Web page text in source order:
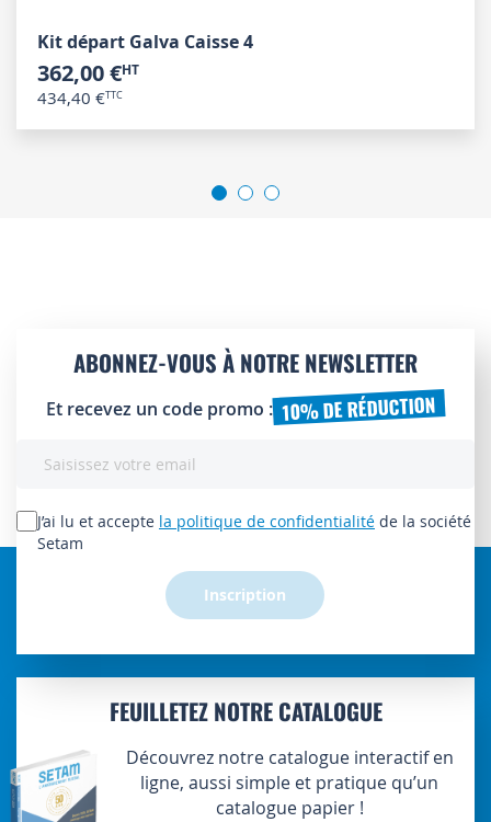
Kit départ Galva Caisse 4
362,00 €
434,40 €
ABONNEZ-VOUS À NOTRE NEWSLETTER
Et recevez un code promo : 10% DE RÉDUCTION
lettre
d’information
J’ai lu et accepte la politique de confidentialité de la société
Setam
Inscription
FEUILLETEZ NOTRE CATALOGUE
Découvrez notre catalogue interactif en
ligne, aussi simple et pratique qu’un
catalogue papier !